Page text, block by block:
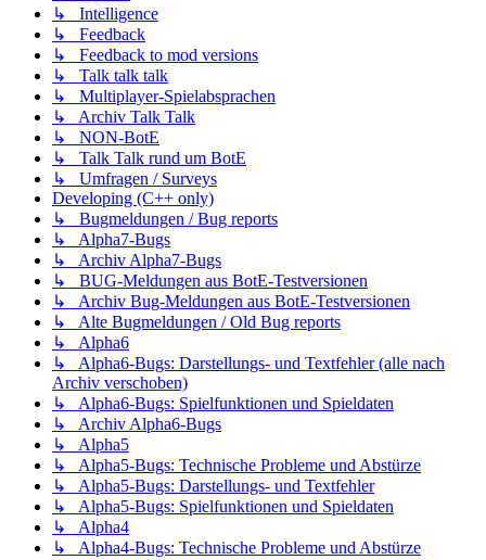
↳ Intelligence
↳ Feedback
↳ Feedback to mod versions
↳ Talk talk talk
↳ Multiplayer-Spielabsprachen
↳ Archiv Talk Talk
↳ NON-BotE
↳ Talk Talk rund um BotE
↳ Umfragen / Surveys
Developing (C++ only)
↳ Bugmeldungen / Bug reports
↳ Alpha7-Bugs
↳ Archiv Alpha7-Bugs
↳ BUG-Meldungen aus BotE-Testversionen
↳ Archiv Bug-Meldungen aus BotE-Testversionen
↳ Alte Bugmeldungen / Old Bug reports
↳ Alpha6
↳ Alpha6-Bugs: Darstellungs- und Textfehler (alle nach
Archiv verschoben)
↳ Alpha6-Bugs: Spielfunktionen und Spieldaten
↳ Archiv Alpha6-Bugs
↳ Alpha5
↳ Alpha5-Bugs: Technische Probleme und Abstürze
↳ Alpha5-Bugs: Darstellungs- und Textfehler
↳ Alpha5-Bugs: Spielfunktionen und Spieldaten
↳ Alpha4
↳ Alpha4-Bugs: Technische Probleme und Abstürze